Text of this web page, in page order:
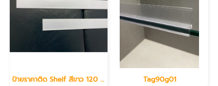
ป้ายราคาติด Shelf สีขาว 120 ซม. Tag90g01